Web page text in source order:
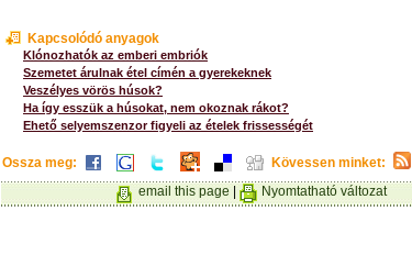
Kapcsolódó anyagok
Klónozhatók az emberi embriók
Szemetet árulnak étel címén a gyerekeknek
Veszélyes vörös húsok?
Ha így esszük a húsokat, nem okoznak rákot?
Ehető selyemszenzor figyeli az ételek frissességét
Ossza meg:
Kövessen minket:
email this page
Nyomtatható változat